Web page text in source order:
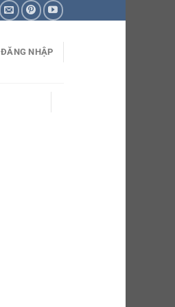
ĐĂNG NHẬP